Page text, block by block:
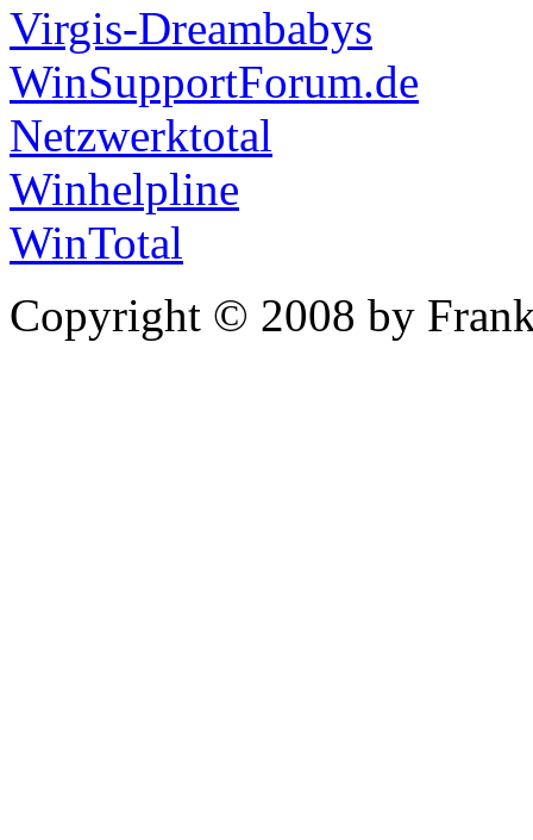
Virgis-Dreambabys
WinSupportForum.de
Netzwerktotal
Winhelpline
WinTotal
Copyright © 2008 by